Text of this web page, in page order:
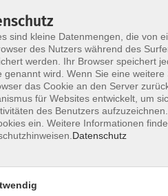
sind kleine Datenmengen, die von
des Nutzers während des
werden. Ihr Browser speichert
genannt wird. Wenn Sie eine
das Cookie an den Server
für Websites entwickelt, um
des Benutzers
ein. Weitere Informationen
Datenschutz